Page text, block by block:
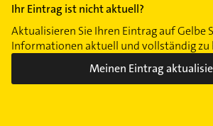
Ihr Eintrag ist nicht aktuell?
Aktualisieren Sie Ihren Eintrag auf Gelbe
Informationen aktuell und vollständig zu
Meinen Eintrag